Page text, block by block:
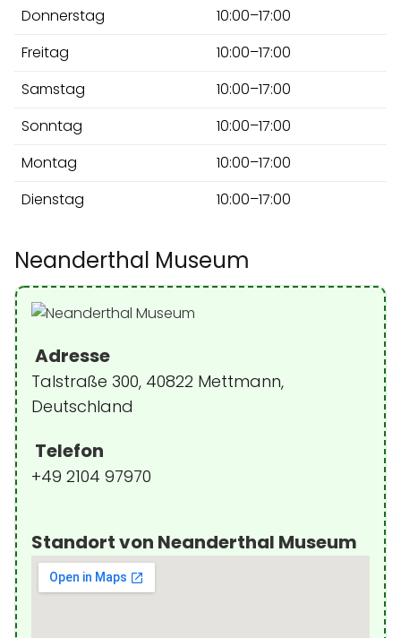
Donnerstag
10:00–17:00
Freitag
10:00–17:00
Samstag
10:00–17:00
Sonntag
10:00–17:00
Montag
10:00–17:00
Dienstag
10:00–17:00
Neanderthal Museum
Adresse
Talstraße 300, 40822 Mettmann,
Deutschland
Telefon
+49 2104 97970
Standort von Neanderthal Museum